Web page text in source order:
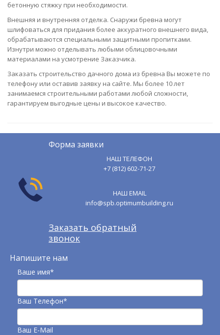
бетонную стяжку при необходимости.
Внешняя и внутренняя отделка. Снаружи бревна могут
шлифоваться для придания более аккуратного внешнего вида,
обрабатываются специальными защитными пропитками.
Изнутри можно отделывать любыми облицовочными
материалами на усмотрение Заказчика.
Заказать строительство дачного дома из бревна Вы можете по
телефону или оставив заявку на сайте. Мы более 10 лет
занимаемся строительными работами любой сложности,
гарантируем выгодные цены и высокое качество.
Форма заявки
НАШ ТЕЛЕФОН
+7 (812) 602-71-27
НАШ EMAIL
info@spb.optimumbuilding.ru
Заказать обратный
звонок
Напишите нам
Ваше имя*
Ваш Телефон*
Ваш E-Mail